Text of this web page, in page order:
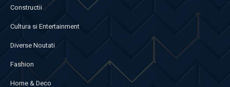
Constructii
Cultura si Entertainment
Diverse Noutati
Fashion
Home & Deco